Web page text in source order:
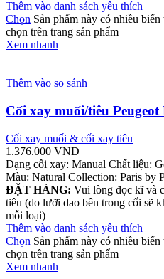
Thêm vào danh sách yêu thích
Chọn Sản phẩm này có nhiều
chọn trên trang sản phẩm
Xem nhanh
Thêm vào so sánh
Cối xay muối/tiêu
Cối xay muối & cối xay tiêu
1.376.000 VND
Dạng cối xay: Manual Chất liệu:
Màu: Natural Collection: Paris by
ĐẶT HÀNG: Vui lòng đọc kĩ và
tiêu (do lưỡi dao bên trong cối sẽ
mỗi loại)
Thêm vào danh sách yêu thích
Chọn Sản phẩm này có nhiều
chọn trên trang sản phẩm
Xem nhanh